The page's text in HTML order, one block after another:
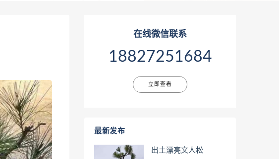
在线微信联系
18827251684
立即查看
最新发布
出土漂亮文人松